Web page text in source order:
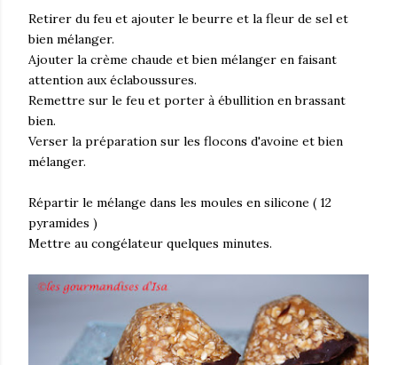
Retirer du feu et ajouter le beurre et la fleur de sel et
bien mélanger.
Ajouter la crème chaude et bien mélanger en faisant
attention aux éclaboussures.
Remettre sur le feu et porter à ébullition en brassant
bien.
Verser la préparation sur les flocons d'avoine et bien
mélanger.
Répartir le mélange dans les moules en silicone ( 12
pyramides )
Mettre au congélateur quelques minutes.